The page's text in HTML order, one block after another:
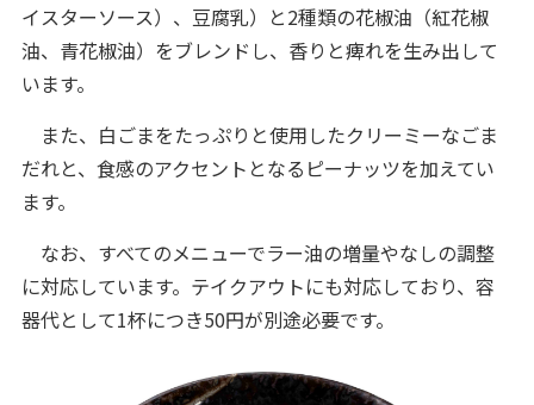
イスターソース）、豆腐乳）と2種類の花椒油（紅花椒
油、青花椒油）をブレンドし、香りと痺れを生み出して
います。
また、白ごまをたっぷりと使用したクリーミーなごま
だれと、食感のアクセントとなるピーナッツを加えてい
ます。
なお、すべてのメニューでラー油の増量やなしの調整
に対応しています。テイクアウトにも対応しており、容
器代として1杯につき50円が別途必要です。